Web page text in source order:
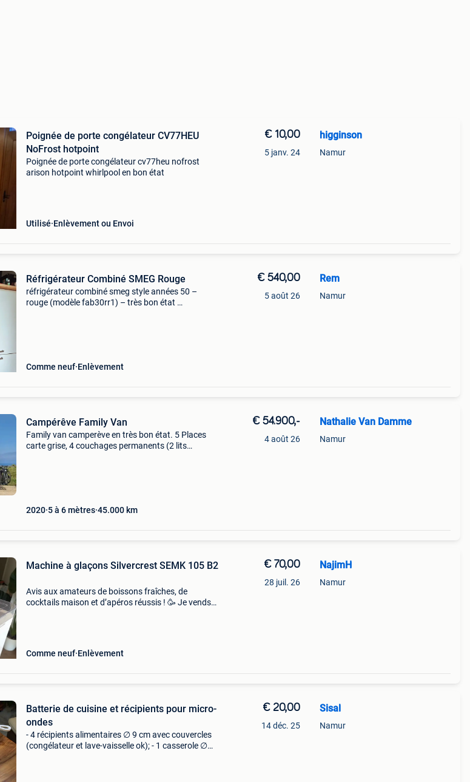
Poignée de porte congélateur CV77HEU
NoFrost hotpoint
Poignée de porte congélateur cv77heu nofrost
arison hotpoint whirlpool en bon état
Utilisé Enlèvement ou Envoi
€ 10,00
5 janv. 24
higginson
Namur
Réfrigérateur Combiné SMEG Rouge
​réfrigérateur combiné smeg style années 50 –
rouge (modèle fab30rr1) – très bon état ​
Comme neuf Enlèvement
€ 540,00
5 août 26
Rem
Namur
Campérêve Family Van
Family van camperève en très bon état. 5 Places
carte grise, 4 couchages permanents (2 lits
2020 5 à 6 mètres 45.000 km
€ 54.900,-
4 août 26
Nathalie Van Damme
Namur
Machine à glaçons Silvercrest SEMK 105 B2
Avis aux amateurs de boissons fraîches, de
cocktails maison et d’apéros réussis ! 🥳 Je vends
Comme neuf Enlèvement
€ 70,00
28 juil. 26
NajimH
Namur
Batterie de cuisine et récipients pour micro-
ondes
- 4 récipients alimentaires ∅ 9 cm avec couvercles
(congélateur et lave-vaisselle ok); - 1 casserole ∅
€ 20,00
14 déc. 25
Sisal
Namur